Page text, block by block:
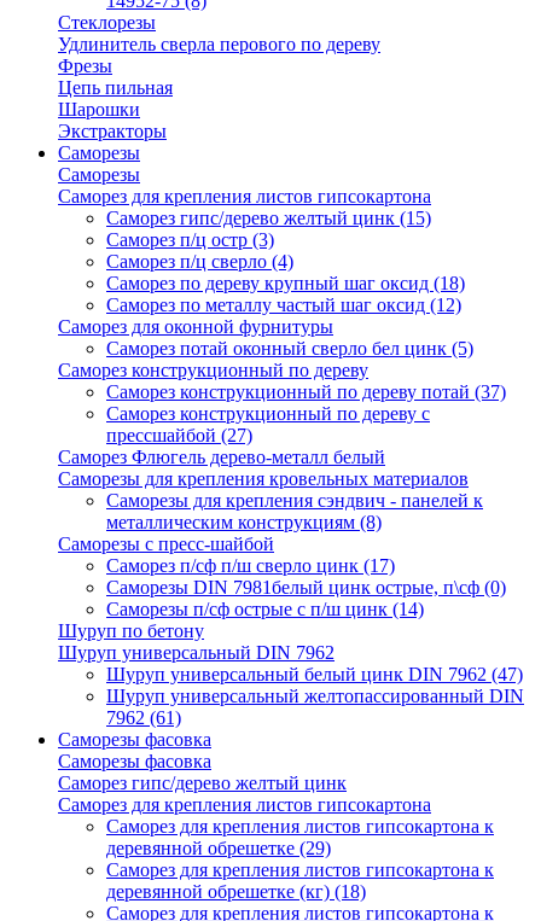
Стеклорезы
Удлинитель сверла перового по дереву
Фрезы
Цепь пильная
Шарошки
Экстракторы
Саморезы
Саморезы
Саморез для крепления листов гипсокартона
Саморез гипс/дерево желтый цинк (15)
Саморез п/ц остр (3)
Саморез п/ц сверло (4)
Саморез по дереву крупный шаг оксид (18)
Саморез по металлу частый шаг оксид (12)
Саморез для оконной фурнитуры
Саморез потай оконный сверло бел цинк (5)
Саморез конструкционный по дереву
Саморез конструкционный по дереву потай (37)
Саморез конструкционный по дереву с
прессшайбой (27)
Саморез Флюгель дерево-металл белый
Саморезы для крепления кровельных материалов
Саморезы для крепления сэндвич - панелей к
металлическим конструкциям (8)
Саморезы с пресс-шайбой
Саморез п/сф п/ш сверло цинк (17)
Саморезы DIN 7981белый цинк острые, п\сф (0)
Саморезы п/сф острые с п/ш цинк (14)
Шуруп по бетону
Шуруп универсальный DIN 7962
Шуруп универсальный белый цинк DIN 7962 (47)
Шуруп универсальный желтопассированный DIN
7962 (61)
Саморезы фасовка
Саморезы фасовка
Саморез гипс/дерево желтый цинк
Саморез для крепления листов гипсокартона
Саморез для крепления листов гипсокартона к
деревянной обрешетке (29)
Саморез для крепления листов гипсокартона к
деревянной обрешетке (кг) (18)
Саморез для крепления листов гипсокартона к